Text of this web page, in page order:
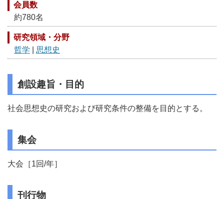
会員数
約780名
研究領域・分野
哲学
思想史
創設趣旨・目的
社会思想史の研究および研究条件の整備を目的とする。
集会
大会［1回/年］
刊行物